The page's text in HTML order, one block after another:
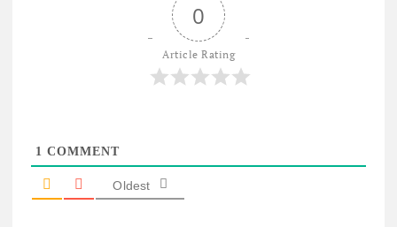
0
Article Rating
1 COMMENT
Oldest